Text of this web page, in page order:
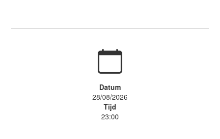
Datum
28/08/2026
Tijd
23:00